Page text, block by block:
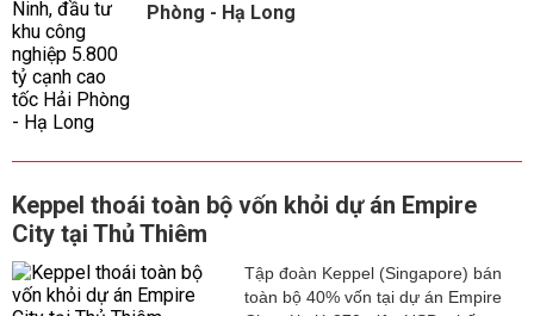
Phòng - Hạ Long
Keppel thoái toàn bộ vốn khỏi dự án Empire
City tại Thủ Thiêm
Tập đoàn Keppel (Singapore) bán
toàn bộ 40% vốn tại dự án Empire